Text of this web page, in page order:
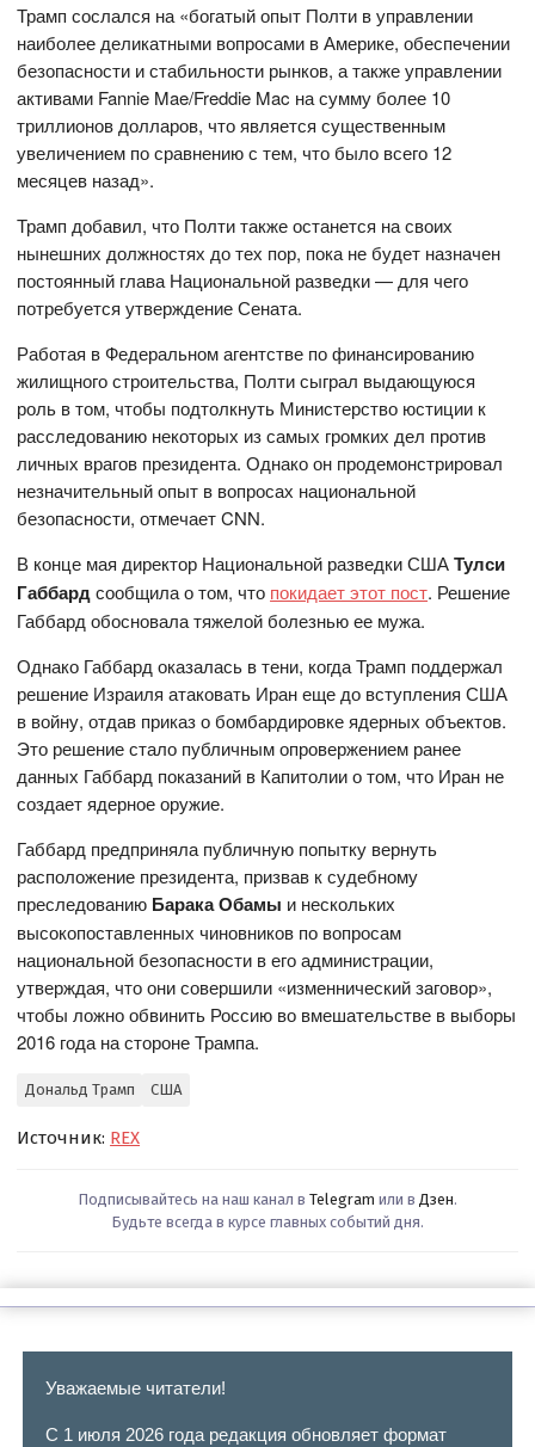
Трамп сослался на «богатый опыт Полти в управлении
наиболее деликатными вопросами в Америке, обеспечении
безопасности и стабильности рынков, а также управлении
активами Fannie Mae/Freddie Mac на сумму более 10
триллионов долларов, что является существенным
увеличением по сравнению с тем, что было всего 12
месяцев назад».
Трамп добавил, что Полти также останется на своих
нынешних должностях до тех пор, пока не будет назначен
постоянный глава Национальной разведки — для чего
потребуется утверждение Сената.
Работая в Федеральном агентстве по финансированию
жилищного строительства, Полти сыграл выдающуюся
роль в том, чтобы подтолкнуть Министерство юстиции к
расследованию некоторых из самых громких дел против
личных врагов президента. Однако он продемонстрировал
незначительный опыт в вопросах национальной
безопасности, отмечает CNN.
В конце мая директор Национальной разведки СШАТулси
Габбардсообщила о том, что покидает этот пост. Решение
Габбард обосновала тяжелой болезнью ее мужа.
Однако Габбард оказалась в тени, когда Трамп поддержал
решение Израиля атаковать Иран еще до вступления США
в войну, отдав приказ о бомбардировке ядерных объектов.
Это решение стало публичным опровержением ранее
данных Габбард показаний в Капитолии о том, что Иран не
создает ядерное оружие.
Габбард предприняла публичную попытку вернуть
расположение президента, призвав к судебному
преследованию Барака Обамы и нескольких
высокопоставленных чиновников по вопросам
национальной безопасности в его администрации,
утверждая, что они совершили «изменнический заговор»,
чтобы ложно обвинить Россию во вмешательстве в выборы
2016 года на стороне Трампа.
Дональд Трамп США
Источник: REX
Подписывайтесь на наш канал в Telegram или в Дзен.
Будьте всегда в курсе главных событий дня.
Уважаемые читатели!
С 1 июля 2026 года редакция обновляет формат